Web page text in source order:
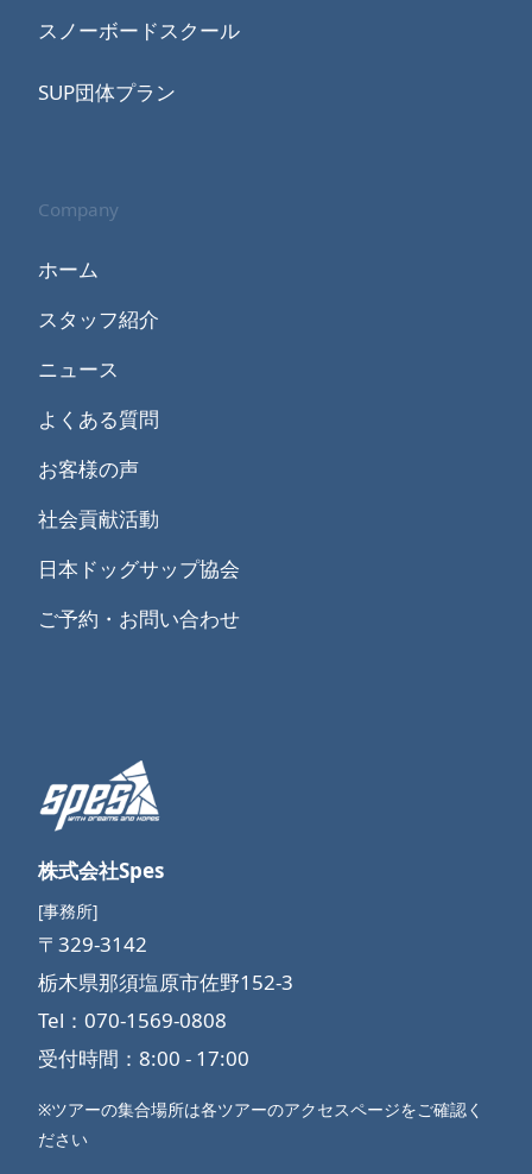
スノーボードスクール
SUP団体プラン
Company
ホーム
スタッフ紹介
ニュース
よくある質問
お客様の声
社会貢献活動
日本ドッグサップ協会
ご予約・お問い合わせ
株式会社Spes
[事務所]
〒329-3142
栃木県那須塩原市佐野152-3
Tel：070-1569-0808
受付時間：8:00 - 17:00
※ツアーの集合場所は各ツアーのアクセスページをご確認く
ださい